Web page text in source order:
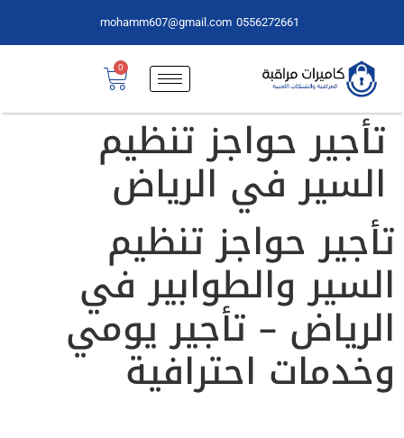
0556272661
mohamm607@gmail.com
0
تأجير حواجز تنظيم
السير في الرياض
تأجير حواجز تنظيم
السير والطوابير في
الرياض – تأجير يومي
وخدمات احترافية